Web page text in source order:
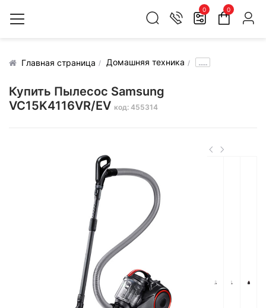
0 0
Главная страница Домашняя техника .....
Купить Пылесос Samsung
VC15K4116VR/EV код: 455314